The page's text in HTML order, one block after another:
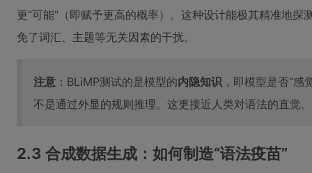
更“可能”（即赋予更高的概率）。这种设计能极其精准地
免了词汇、主题等无关因素的干扰。
注意 ：BLiMP测试的是模型的内隐知识 ，即模型是否“
不是通过外显的规则推理。这更接近人类对语法的直觉。
2.3 合成数据生成：如何制造“语法疫苗”